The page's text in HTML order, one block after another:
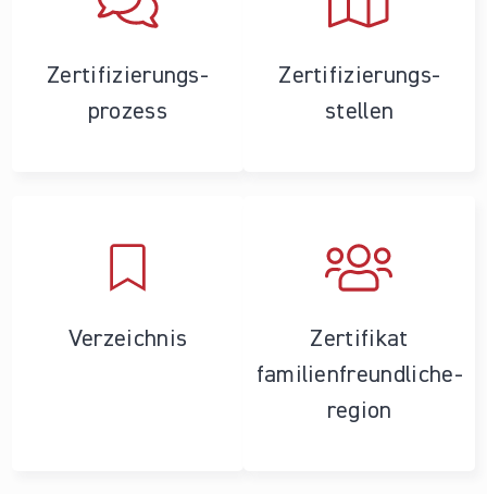
Zertifizierungs­
prozess
Zertifizierungs­
stellen
Verzeichnis
Zertifikat
familienfreundliche­
region